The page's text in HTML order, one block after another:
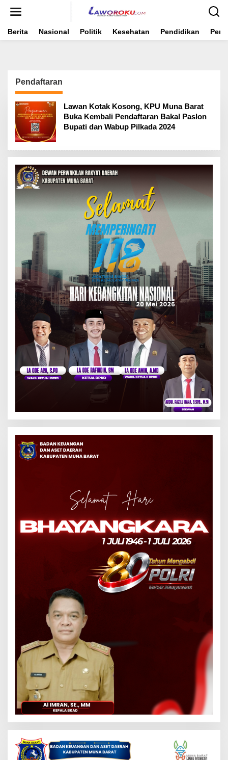
Berita Nasional Politik Kesehatan Pendidikan
Pendaftaran
Lawan Kotak Kosong, KPU Muna Barat
Buka Kembali Pendaftaran Bakal Paslon
Bupati dan Wabup Pilkada 2024